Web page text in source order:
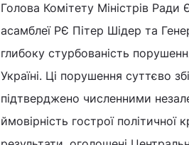
Голова Комітету Міністрів
асамблеї РЄ Пітер Шідер та
глибоку стурбованість
Україні. Ці порушення суттєво
підтверджено численними
ймовірність гострої політичної